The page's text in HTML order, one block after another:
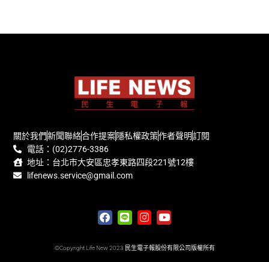
關於我們新聞聯絡合作提案隱私權政策作者聲明訂閱
電話：(02)2776-3386
地址：台北市大安區忠孝東路四段221號12樓
lifenews.service@gmail.com
©Copyright Life New 2023 民生電子報股份有限公司版權所有